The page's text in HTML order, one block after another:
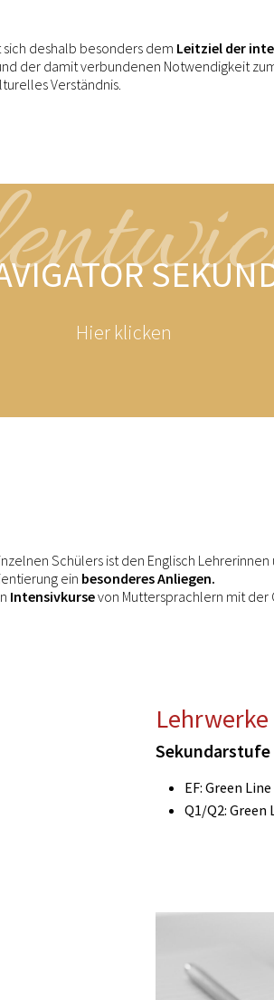
sich deshalb besonders dem Leitziel der
der damit verbundenen Notwendigkeit
Verständnis.
Hier klicken
Schülers ist den Englisch
ein besonderes Anliegen.
Intensivkursevon Muttersprachlern mit der
Lehrwerke
EF: Green
Q1/Q2: